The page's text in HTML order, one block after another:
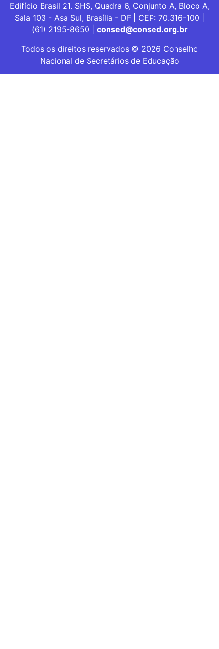
Edifício Brasil 21. SHS, Quadra 6, Conjunto A, Bloco A,
Sala 103 - Asa Sul, Brasília - DF | CEP: 70.316-100 |
(61) 2195-8650 | consed@consed.org.br
Todos os direitos reservados © 2026 Conselho
Nacional de Secretários de Educação